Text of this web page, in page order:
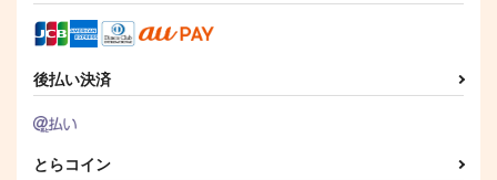
後払い決済
とらコイン